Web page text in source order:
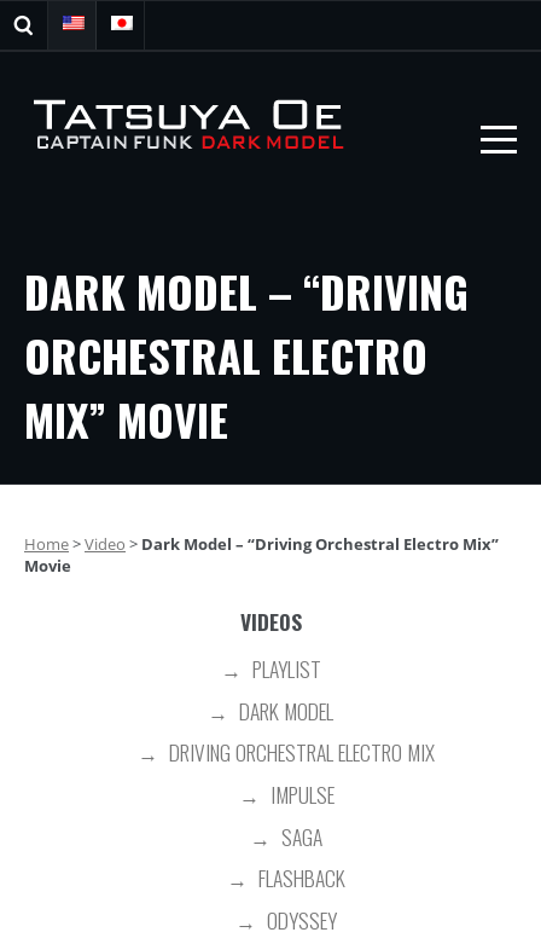
DARK MODEL – “DRIVING
ORCHESTRAL ELECTRO
MIX” MOVIE
Home>Video > Dark Model – “Driving Orchestral Electro Mix”
Movie
VIDEOS
PLAYLIST
DARK MODEL
DRIVING ORCHESTRAL ELECTRO MIX
IMPULSE
SAGA
FLASHBACK
ODYSSEY